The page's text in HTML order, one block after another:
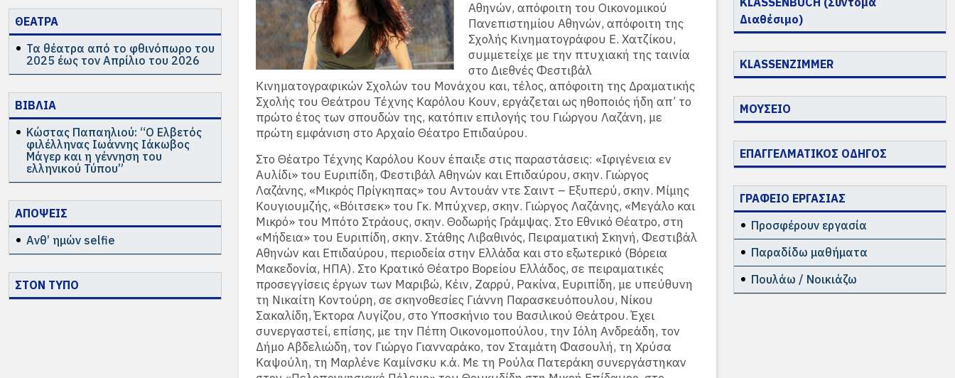
ΘΕΑΤΡΑ
Τα θέατρα από το φθινόπωρο του
2025 έως τον Απρίλιο του 2026
ΒΙΒΛΙΑ
Κώστας Παπαηλιού: “Ο Ελβετός
φιλέλληνας Ιωάννης Ιάκωβος
Μάγερ και η γέννηση του
ελληνικού Τύπου”
ΑΠΟΨΕΙΣ
Ανθ’ ημών selfie
ΣΤΟΝ ΤΥΠΟ
Αθηνών, απόφοιτη του Οικονομικού
Πανεπιστημίου Αθηνών, απόφοιτη της
Σχολής Κινηματογράφου E. Χατζίκου,
συμμετείχε με την πτυχιακή της ταινία
στο Διεθνές Φεστιβάλ
Κινηματογραφικών Σχολών του Μονάχου και, τέλος, απόφοιτη της Δραματικής
Σχολής του Θεάτρου Τέχνης Καρόλου Κουν, εργάζεται ως ηθοποιός ήδη απ’ το
πρώτο έτος των σπουδών της, κατόπιν επιλογής του Γιώργου Λαζάνη, με
πρώτη εμφάνιση στο Αρχαίο Θέατρο Επιδαύρου.
Στο Θέατρο Τέχνης Καρόλου Κουν έπαιξε στις παραστάσεις: «Ιφιγένεια εν
Αυλίδι» του Ευριπίδη, Φεστιβάλ Αθηνών και Επιδαύρου, σκην. Γιώργος
Λαζάνης, «Μικρός Πρίγκηπας» του Αντουάν ντε Σαιντ – Εξυπερύ, σκην. Μίμης
Κουγιουμζής, «Βόιτσεκ» του Γκ. Μπύχνερ, σκην. Γιώργος Λαζάνης, «Μεγάλο και
Μικρό» του Μπότο Στράους, σκην. Θοδωρής Γράμψας. Στο Εθνικό Θέατρο, στη
«Μήδεια» του Ευριπίδη, σκην. Στάθης Λιβαθινός, Πειραματική Σκηνή, Φεστιβάλ
Αθηνών και Επιδαύρου, περιοδεία στην Ελλάδα και στο εξωτερικό (Βόρεια
Μακεδονία, ΗΠΑ). Στο Κρατικό Θέατρο Βορείου Ελλάδος, σε πειραματικές
προσεγγίσεις έργων των Μαριβώ, Κέιν, Ζαρρύ, Ρακίνα, Ευριπίδη, με υπεύθυνη
τη Νικαίτη Κοντούρη, σε σκηνοθεσίες Γιάννη Παρασκευόπουλου, Νίκου
Σακαλίδη, Έκτορα Λυγίζου, στο Υποσκήνιο του Βασιλικού Θεάτρου. Έχει
συνεργαστεί, επίσης, με την Πέπη Οικονομοπούλου, την Ιόλη Ανδρεάδη, τον
Δήμο Αβδελιώδη, τον Γιώργο Γιανναράκο, τον Σταμάτη Φασουλή, τη Χρύσα
Καψούλη, τη Μαρλένε Καμίνσκυ κ.ά. Με τη Ρούλα Πατεράκη συνεργάστηκαν
Διαθέσιμο)
KLASSENZIMMER
ΜΟΥΣΕΙΟ
ΕΠΑΓΓΕΛΜΑΤΙΚΟΣ ΟΔΗΓΟΣ
ΓΡΑΦΕΙΟ ΕΡΓΑΣΙΑΣ
Προσφέρουν εργασία
Παραδίδω μαθήματα
Πουλάω / Νοικιάζω